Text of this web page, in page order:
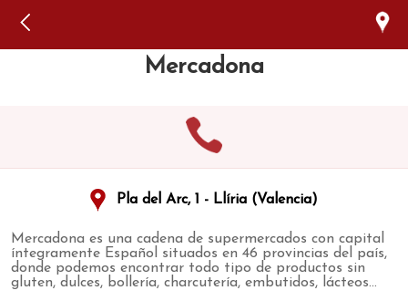
Mercadona
Pla del Arc, 1 - Llíria (Valencia)
Mercadona es una cadena de supermercados con capital
íntegramente Español situados en 46 provincias del país,
donde podemos encontrar todo tipo de productos sin
gluten, dulces, bollería, charcutería, embutidos, lácteos...
authorized to show the cookie declaration for domain group
ID 546ddaab-b478-4440-aa8a-3b0205284212. Please add it to
the domain group in the Cookiebot Manager to authorize